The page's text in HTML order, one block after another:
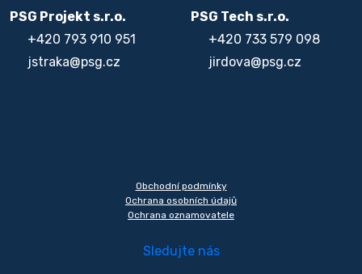
PSG Projekt s.r.o.
+420 793 910 951
jstraka@psg.cz
PSG Tech s.r.o.
+420 733 579 098
jirdova@psg.cz
Obchodní podmínky
Ochrana osobních údajů
Ochrana oznamovatele
Sledujte nás